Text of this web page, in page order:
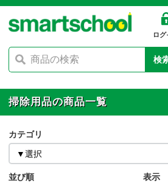
ログ
検
掃除用品の商品一覧
カテゴリ
並び順 表示